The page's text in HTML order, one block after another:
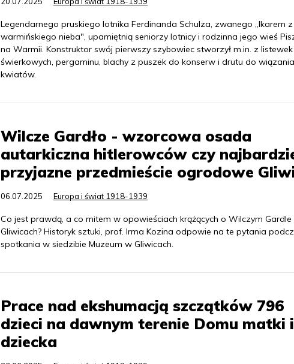
Legendarnego pruskiego lotnika Ferdinanda Schulza, zwanego „Ikarem z
warmińskiego nieba", upamiętnią seniorzy lotnicy i rodzinna jego wieś
na Warmii. Konstruktor swój pierwszy szybowiec stworzył m.in. z listewek
świerkowych, pergaminu, blachy z puszek do konserw i drutu do wiązania
kwiatów.
Wilcze Gardło - wzorcowa osada
autarkiczna hitlerowców czy
przyjazne przedmieście ogrodowe
06.07.2025 Europa i świat 1918-1939
Co jest prawdą, a co mitem w opowieściach krążących o Wilczym Gardle
Gliwicach? Historyk sztuki, prof. Irma Kozina odpowie na te pytania
spotkania w siedzibie Muzeum w Gliwicach.
Prace nad ekshumacją szczątków 796
dzieci na dawnym terenie Domu matki i
dziecka